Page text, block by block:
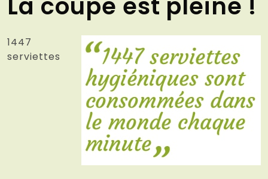
La coupe est pleine !
1447
serviettes